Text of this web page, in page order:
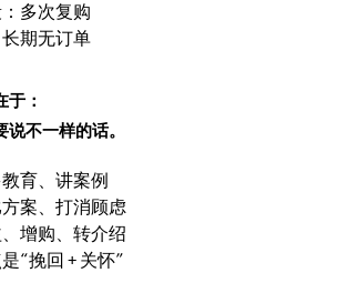
多次复购
期无订单
于：
不一样的话。
育、讲案例
案、打消顾虑
增购、转介绍
“挽回 + 关怀”